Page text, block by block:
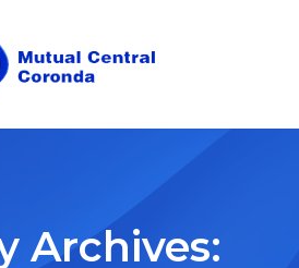
Archives: